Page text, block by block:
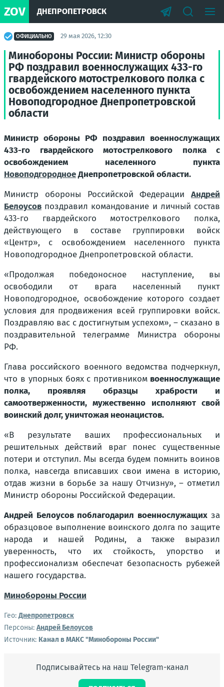
ZOV ДНЕПРОПЕТРОВСК
ОФИЦИАЛЬНО 29 мая 2026, 12:30
Минобороны России: Министр обороны
РФ поздравил военнослужащих 433-го
гвардейского мотострелкового полка с
освобождением населенного пункта
Новоподгородное Днепропетровской
области
Министр обороны РФ поздравил военнослужащих
433-го гвардейского мотострелкового полка с
освобождением населенного пункта
НовоподгородноеДнепропетровской области.
Министр обороны Российской Федерации Андрей
Белоусов поздравил командование и личный состав
433-го гвардейского мотострелкового полка,
действующего в составе группировки войск
«Центр», с освобождением населенного пункта
Новоподгородное Днепропетровской области.
«Продолжая победоносное наступление, вы
освободили от врага населенный пункт
Новоподгородное, освобождение которого создает
условия для продвижения всей группировки войск.
Поздравляю вас с достигнутым успехом», – сказано в
поздравительной телеграмме Министра обороны
РФ.
Глава российского военного ведомства подчеркнул,
что в упорных боях с противником военнослужащие
полка, проявляя образцы храбрости и
самоотверженности, мужественно исполняют свой
воинский долг, уничтожая неонацистов.
«В результате ваших профессиональных и
решительных действий враг понес существенные
потери и отступил. Мы всегда будем помнить воинов
полка, навсегда вписавших свои имена в историю,
отдав жизни в борьбе за нашу Отчизну», – отметил
Министр обороны Российской Федерации.
Андрей Белоусов поблагодарил военнослужащихза
образцовое выполнение воинского долга по защите
народа и нашей Родины, а также выразил
уверенность, что их стойкость, упорство и
профессионализм обеспечат безопасность рубежей
нашего государства.
Минобороны России
Гео:Днепропетровск
Персоны: Андрей Белоусов
Источник: Канал в МАКС "Минобороны России"
Подписывайтесь на наш Telegram-канал